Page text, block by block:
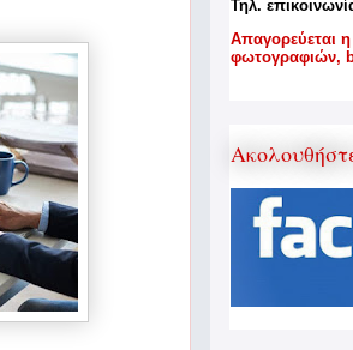
Τηλ.
Aπαγορεύεται
φωτογραφιών,